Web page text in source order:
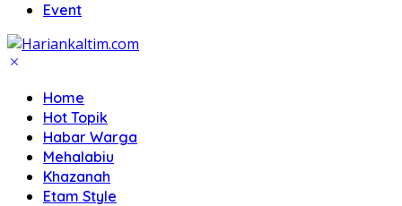
Event
Home
Hot Topik
Habar Warga
Mehalabiu
Khazanah
Etam Style